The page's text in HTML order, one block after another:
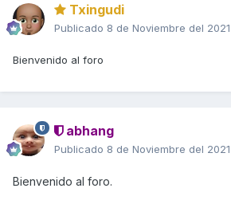
Txingudi
Publicado 8 de Noviembre del 2021
Bienvenido al foro
abhang
Publicado 8 de Noviembre del 2021
Bienvenido al foro.